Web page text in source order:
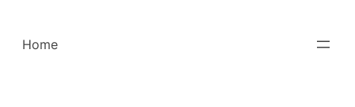
para
Home